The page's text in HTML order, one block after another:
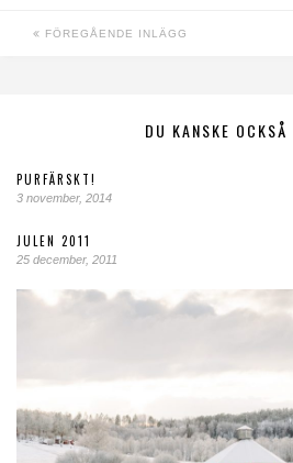
FÖREGÅENDE INLÄGG
DU KANSKE OCKSÅ
PURFÄRSKT!
3 november, 2014
JULEN 2011
25 december, 2011